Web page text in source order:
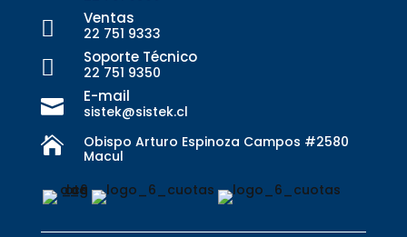
 Ventas
22 751 9333
 Soporte Técnico
22 751 9350
 E-mail
sistek@sistek.cl

Obispo Arturo Espinoza Campos #2580
Macul